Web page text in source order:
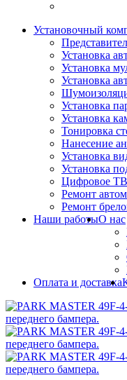
Установочный
Установка
Установка
Установка
Установка
Установка
Тонировка
Нанесение
Установка
Установка
Цифровое ТВ
Ремонт
Ремонт
Наши работыО нас
Оплата и доставка